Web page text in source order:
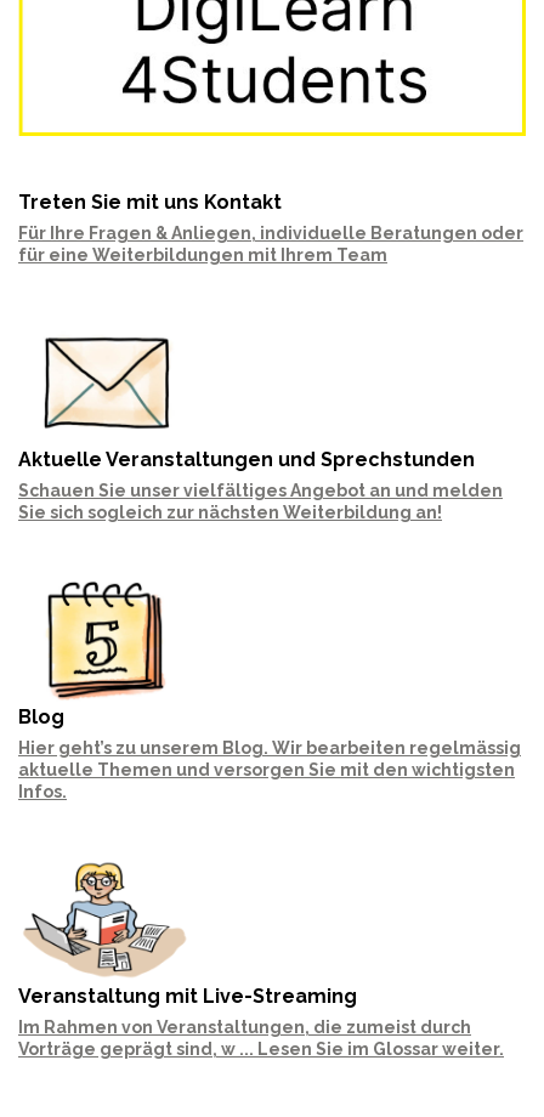
Treten Sie mit uns Kontakt
Für Ihre Fragen & Anliegen, individuelle Beratungen oder
für eine Weiterbildungen mit Ihrem Team
Aktuelle Veranstaltungen und Sprechstunden
Schauen Sie unser vielfältiges Angebot an und melden
Sie sich sogleich zur nächsten Weiterbildung an!
Blog
Hier geht’s zu unserem Blog. Wir bearbeiten regelmässig
aktuelle Themen und versorgen Sie mit den wichtigsten
Infos.
Veranstaltung mit Live-Streaming
Im Rahmen von Veranstaltungen, die zumeist durch
Vorträge geprägt sind, w ... Lesen Sie im Glossar weiter.